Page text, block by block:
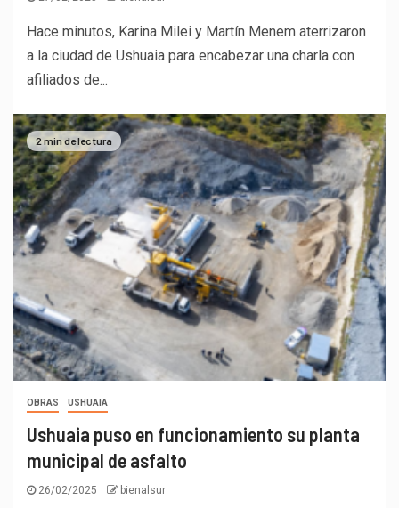
Hace minutos, Karina Milei y Martín Menem aterrizaron
a la ciudad de Ushuaia para encabezar una charla con
afiliados de...
2 min de lectura
OBRAS USHUAIA
Ushuaia puso en funcionamiento su planta
municipal de asfalto
26/02/2025 bienalsur